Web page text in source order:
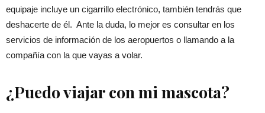
equipaje incluye un cigarrillo electrónico, también tendrás que
deshacerte de él. Ante la duda, lo mejor es consultar en los
servicios de información de los aeropuertos o llamando a la
compañía con la que vayas a volar.
¿Puedo viajar con mi mascota?